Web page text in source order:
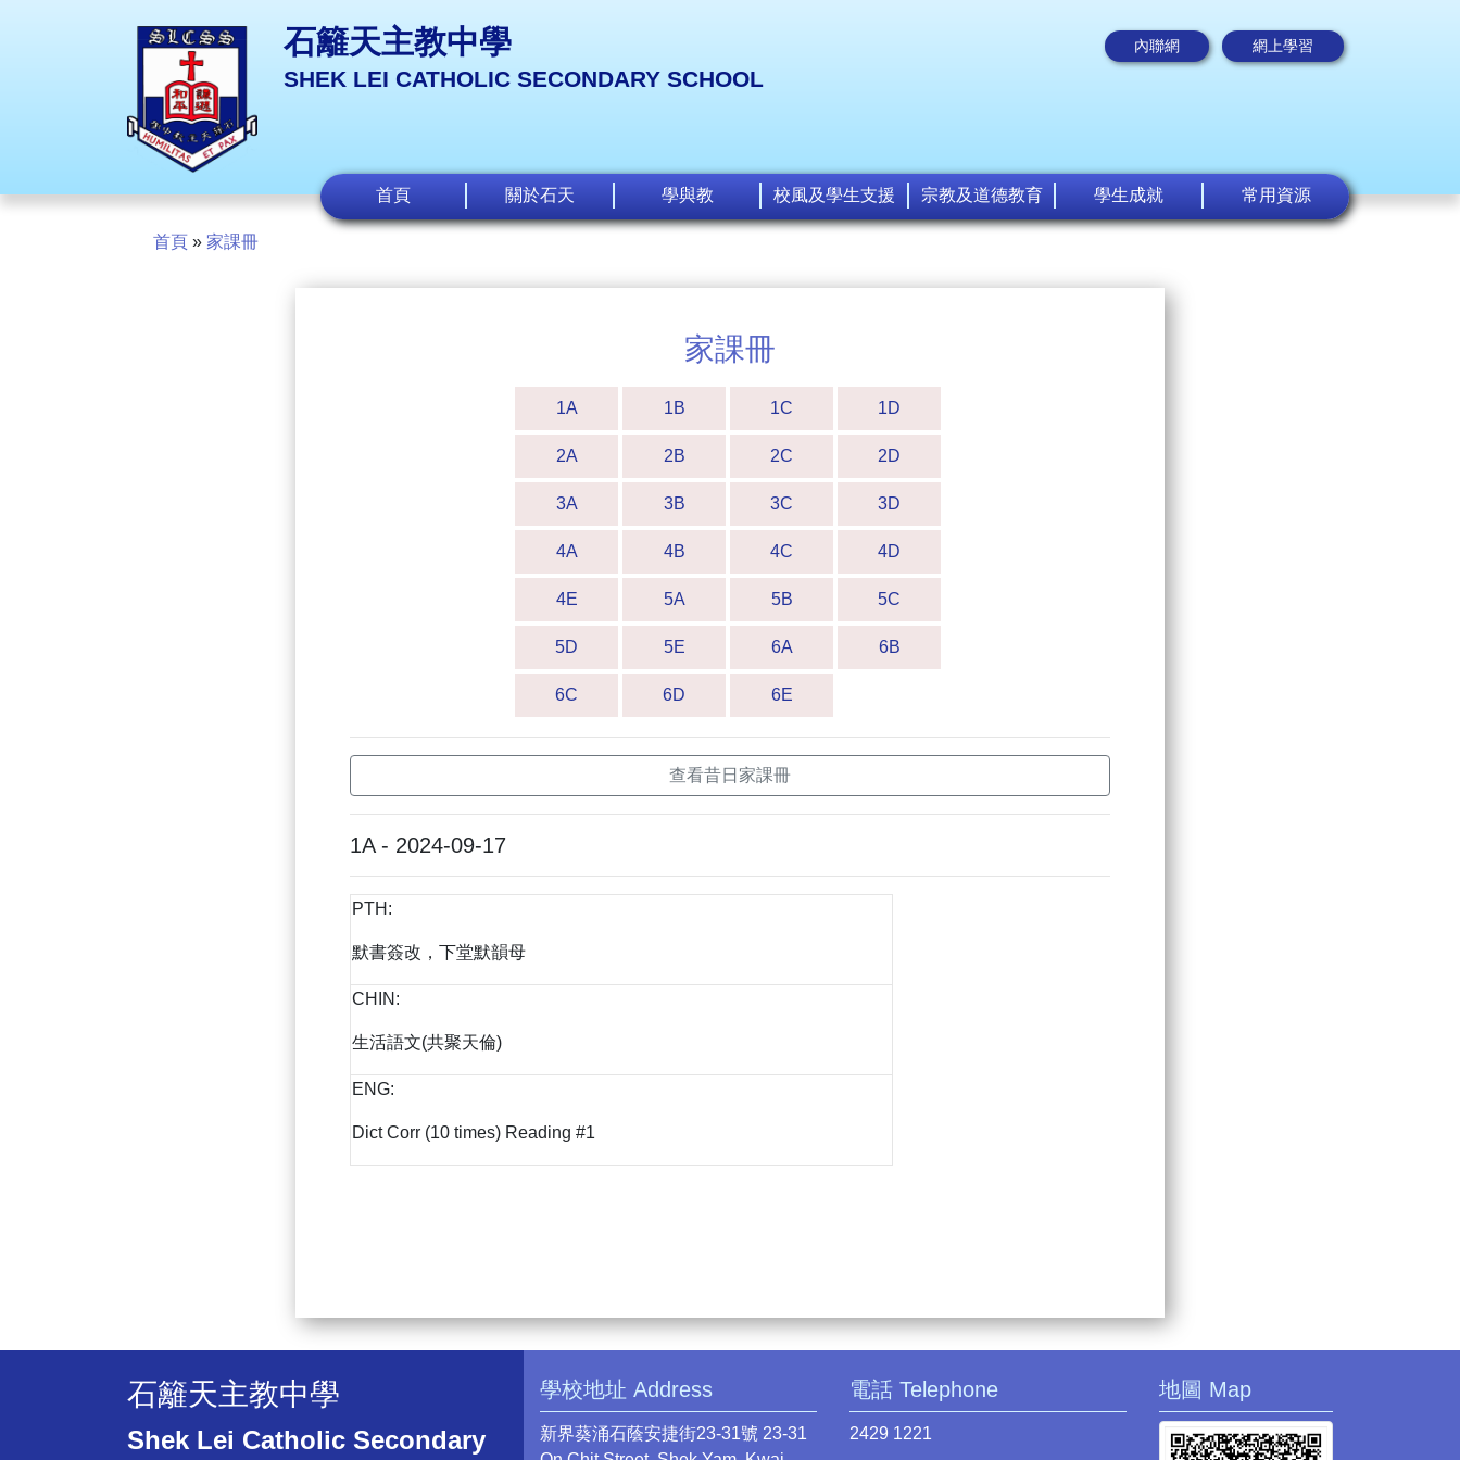
石籬天主教中學
SHEK LEI CATHOLIC SECONDARY SCHOOL
內聯網 網上學習
首頁 關於石天 學與教 校風及學生支援 宗教及道德教育 學生成就 常用資源
首頁 » 家課冊
家課冊
1A 1B 1C 1D
2A 2B 2C 2D
3A 3B 3C 3D
4A 4B 4C 4D
4E 5A 5B 5C
5D 5E 6A 6B
6C 6D 6E
查看昔日家課冊
1A - 2024-09-17
PTH:
默書簽改，下堂默韻母
CHIN:
生活語文(共聚天倫)
ENG:
Dict Corr (10 times) Reading #1
石籬天主教中學
Shek Lei Catholic Secondary
學校地址 Address
新界葵涌石蔭安捷街23-31號 23-31
電話 Telephone
2429 1221
地圖 Map